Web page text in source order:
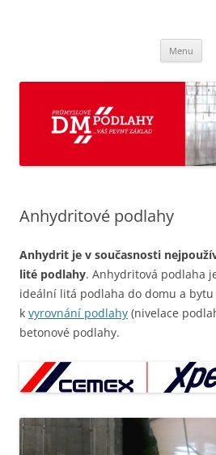
do bytu, vyrovnání podlahy,
čerpadlo pro čerpání
Menu
Anhydritové podlahy
Anhydrit je v současnosti
lité podlahy. Anhydritová podlaha
ideální litá podlaha do domu a bytu
k vyrovnání podlahy (nivelace
betonové podlahy.